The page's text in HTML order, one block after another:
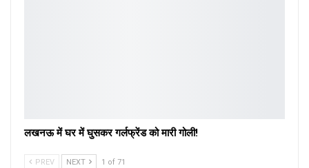
लखनऊ में घर में घुसकर गर्लफ्रेंड को मारी गोली!
PREV NEXT 1 of 71